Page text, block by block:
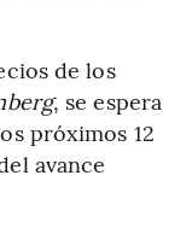
de los
, se espera
próximos 12
avance